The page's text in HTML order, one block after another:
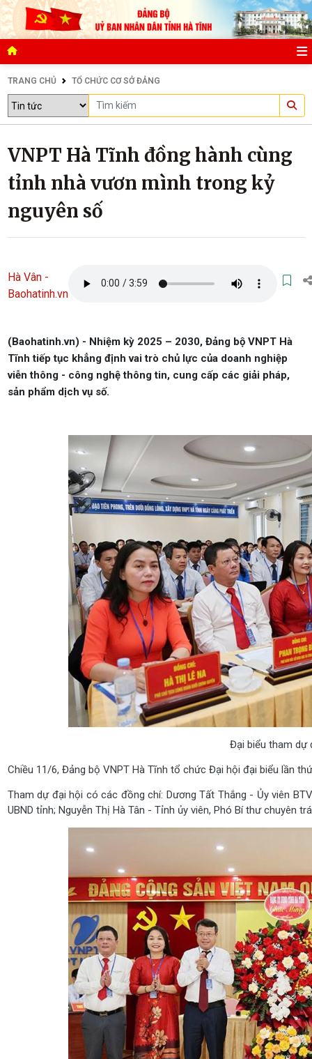
TRANG CHỦ TỔ CHỨC CƠ SỞ ĐẢNG
VNPT Hà Tĩnh đồng hành cùng
tỉnh nhà vươn mình trong kỷ
nguyên số
Hà Vân -
Baohatinh.vn
(Baohatinh.vn) - Nhiệm kỳ 2025 – 2030, Đảng bộ VNPT Hà
Tĩnh tiếp tục khẳng định vai trò chủ lực của doanh nghiệp
viễn thông - công nghệ thông tin, cung cấp các giải pháp,
sản phẩm dịch vụ số.
Đại biểu tham dự
Chiều 11/6, Đảng bộ VNPT Hà Tĩnh tổ chức Đại hội đại biểu lần
Tham dự đại hội có các đồng chí: Dương Tất Thắng - Ủy viên
UBND tỉnh; Nguyễn Thị Hà Tân - Tỉnh ủy viên, Phó Bí thư chuyên